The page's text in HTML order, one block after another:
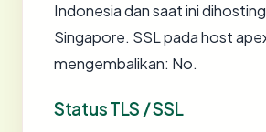
Indonesia dan saat ini
Singapore. SSL pada host
mengembalikan: No.
Status TLS / SSL